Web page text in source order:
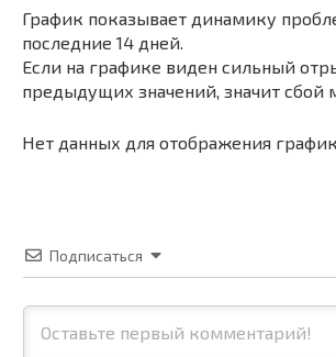
График показывает динамику
последние 14 дней.
Если на графике виден сильный
предыдущих значений, значит сбой
Нет данных для отображения
Подписаться